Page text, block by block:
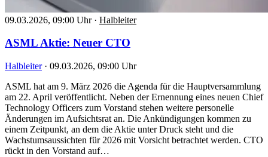
09.03.2026, 09:00 Uhr · Halbleiter
ASML Aktie: Neuer CTO
Halbleiter · 09.03.2026, 09:00 Uhr
ASML hat am 9. März 2026 die Agenda für die Hauptversammlung
am 22. April veröffentlicht. Neben der Ernennung eines neuen Chief
Technology Officers zum Vorstand stehen weitere personelle
Änderungen im Aufsichtsrat an. Die Ankündigungen kommen zu
einem Zeitpunkt, an dem die Aktie unter Druck steht und die
Wachstumsaussichten für 2026 mit Vorsicht betrachtet werden. CTO
rückt in den Vorstand auf…